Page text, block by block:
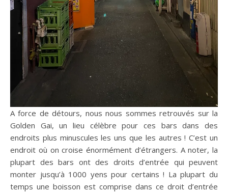
A force de détours, nous nous sommes retrouvés sur la
Golden Gai, un lieu célèbre pour ces bars dans des
endroits plus minuscules les uns que les autres ! C’est un
endroit où on croise énormément d’étrangers. A noter, la
plupart des bars ont des droits d’entrée qui peuvent
monter jusqu’à 1000 yens pour certains ! La plupart du
temps une boisson est comprise dans ce droit d’entrée